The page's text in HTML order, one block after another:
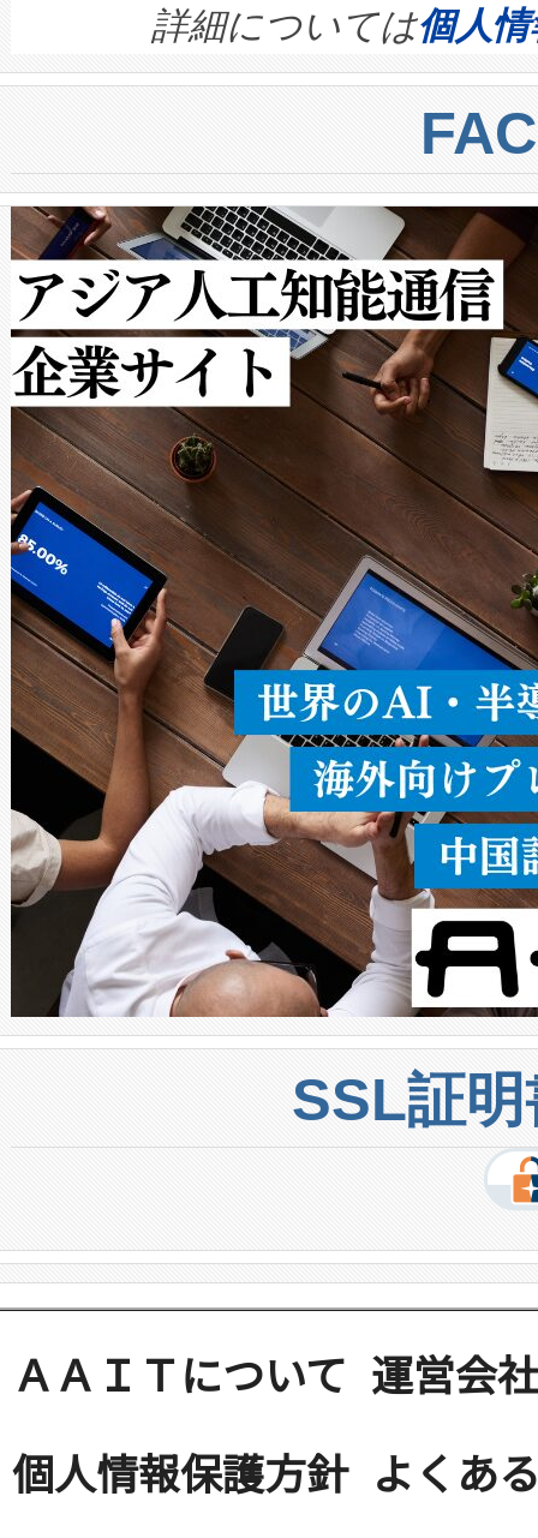
quality and reliability for AI
BESS stack to ensure battery
centers. Voltaiqは、ai&のAI
からシステム統合、試運転、
クルの各段階のデータを監視
[…]
す。ノーマルモードでは、
ートル先まで検出でき、これ
トに対して約600メートルに
では、反射率10％のターゲッ
で向上し、最大検知距離は
ットだけで最大1キロメート
ルの変電所周囲を監視でき、
作業と点群処理を簡素化でき
Avia 2は、2種類のFOVオプシ
× 80°のノーマルモード、長
ードを切り替えて使用するこ
ることなく、単一のデバイス
うにします。遠距離まで届く
密度なスキャ […]
詳細については個人
SSL証
ＡＡＩＴについて 運営会社
個人情報保護方針 よくあ